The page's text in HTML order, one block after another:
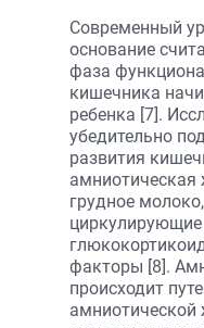
Современный
основание
фаза
кишечника
ребенка [7].
убедительно
развития
амниотическая
грудное
факторы [8].
происходит